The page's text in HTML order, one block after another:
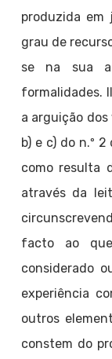
produzida em
grau de
se na sua
formalidades.
a arguição dos
b) e c) do n.º
como resulta
através da
facto ao
considerado
experiência
outros
constem do